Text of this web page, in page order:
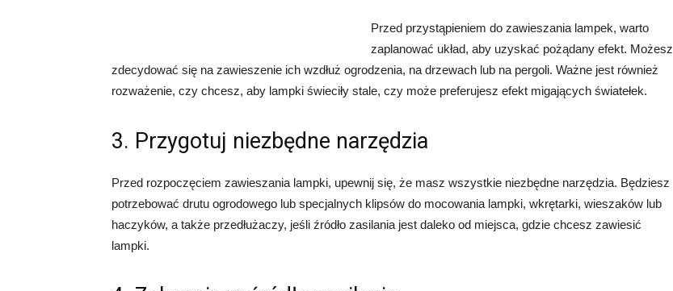
Przed przystąpieniem do zawieszania lampek, warto
zaplanować układ, aby uzyskać pożądany efekt. Możesz
zdecydować się na zawieszenie ich wzdłuż ogrodzenia, na drzewach lub na pergoli. Ważne jest również
rozważenie, czy chcesz, aby lampki świeciły stale, czy może preferujesz efekt migających światełek.
3. Przygotuj niezbędne narzędzia
Przed rozpoczęciem zawieszania lampki, upewnij się, że masz wszystkie niezbędne narzędzia. Będziesz
potrzebować drutu ogrodowego lub specjalnych klipsów do mocowania lampki, wkrętarki, wieszaków lub
haczyków, a także przedłużaczy, jeśli źródło zasilania jest daleko od miejsca, gdzie chcesz zawiesić
lampki.